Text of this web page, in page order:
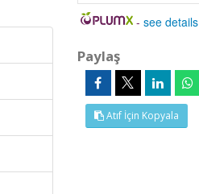
-see details
Paylaş
Atıf İçin Kopyala